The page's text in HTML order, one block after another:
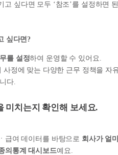
고 싶다면 모두 ‘참조’를 설정하면 된
싶다면?
를 설정하여 운영할 수 있어요.
사정에 맞는 다양한 근무 정책을 자
다.
미치는지 확인해 보세요.
급여 데이터를 바탕으로 회사가 얼
의통계 대시보드예요.